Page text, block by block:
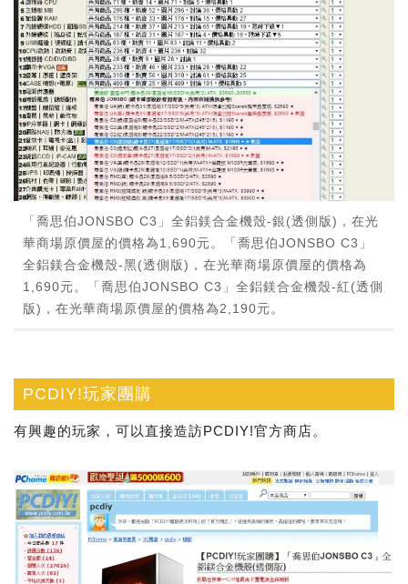
「喬思伯JONSBO C3」全鋁鎂合金機殼-銀(透側版)，在光
華商場原價屋的價格為1,690元。「喬思伯JONSBO C3」
全鋁鎂合金機殼-黑(透側版)，在光華商場原價屋的價格為
1,690元。「喬思伯JONSBO C3」全鋁鎂合金機殼-紅(透側
版)，在光華商場原價屋的價格為2,190元。
PCDIY!玩家團購
有興趣的玩家，可以直接造訪PCDIY!官方商店。